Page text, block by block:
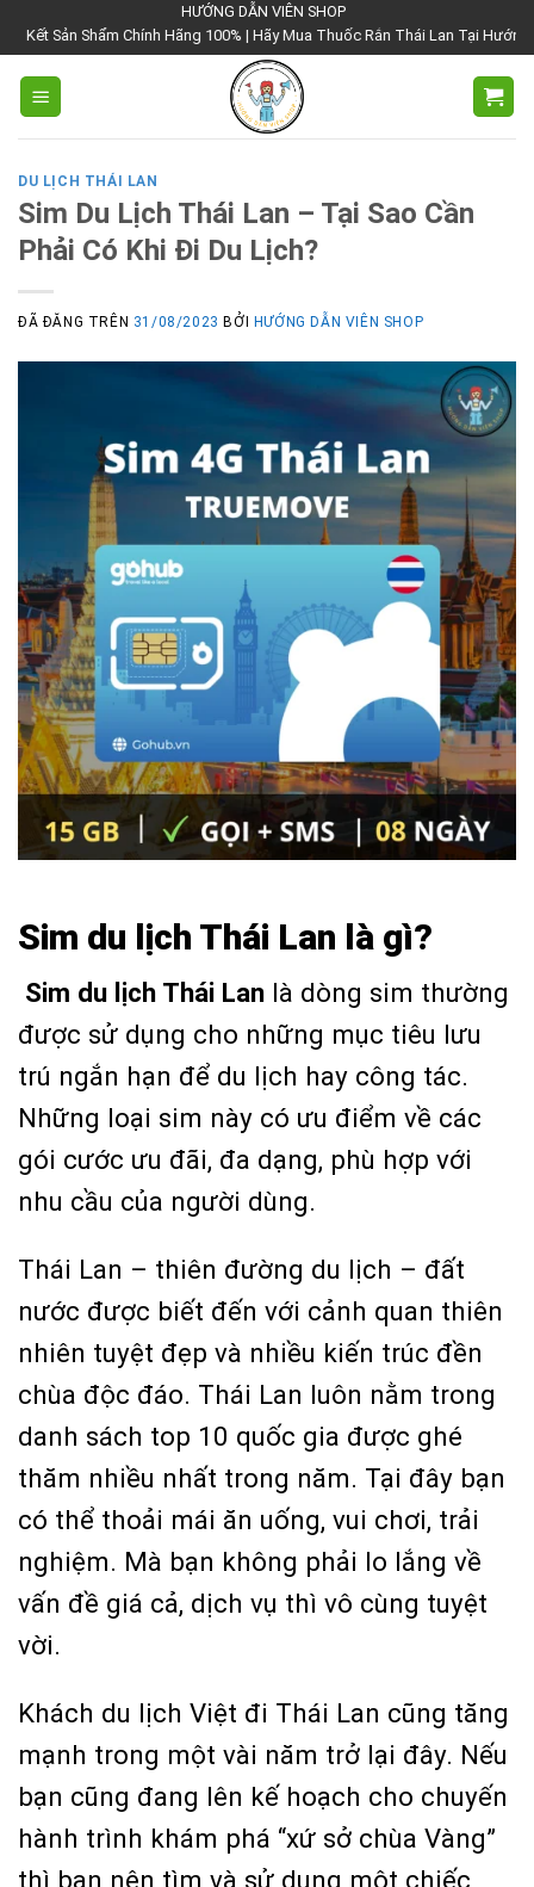
đến
nội
dung
HƯỚNG DẪN VIÊN SHOP
Chính Hãng 100% | Hãy Mua Thuốc Rắn Thái Lan Tại Hướng Dẫn Viên
DU LỊCH THÁI LAN
Sim Du Lịch Thái Lan – Tại Sao Cần
Phải Có Khi Đi Du Lịch?
ĐÃ ĐĂNG TRÊN 31/08/2023 BỞI HƯỚNG DẪN VIÊN SHOP
Sim du lịch Thái Lan là gì?
Sim du lịch Thái Lan là dòng sim thường
được sử dụng cho những mục tiêu lưu
trú ngắn hạn để du lịch hay công tác.
Những loại sim này có ưu điểm về các
gói cước ưu đãi, đa dạng, phù hợp với
nhu cầu của người dùng.
Thái Lan – thiên đường du lịch – đất
nước được biết đến với cảnh quan thiên
nhiên tuyệt đẹp và nhiều kiến trúc đền
chùa độc đáo. Thái Lan luôn nằm trong
danh sách top 10 quốc gia được ghé
thăm nhiều nhất trong năm. Tại đây bạn
có thể thoải mái ăn uống, vui chơi, trải
nghiệm. Mà bạn không phải lo lắng về
vấn đề giá cả, dịch vụ thì vô cùng tuyệt
vời.
Khách du lịch Việt đi Thái Lan cũng tăng
mạnh trong một vài năm trở lại đây. Nếu
bạn cũng đang lên kế hoạch cho chuyến
hành trình khám phá “xứ sở chùa Vàng”
thì bạn nên tìm và sử dụng một chiếc